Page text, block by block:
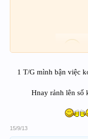
Thân
1 T/G mình bận việc
Hnay rảnh lên số
15/9/13